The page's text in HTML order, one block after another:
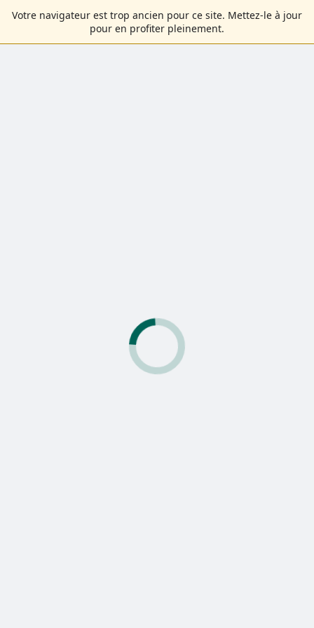
Votre navigateur est trop ancien pour ce site. Mettez-le à jour
pour en profiter pleinement.